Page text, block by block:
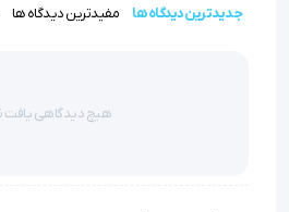
جدیدترین دیدگاه ها مفیدترین دیدگاه ها
هیچ دیدگاهی یافت